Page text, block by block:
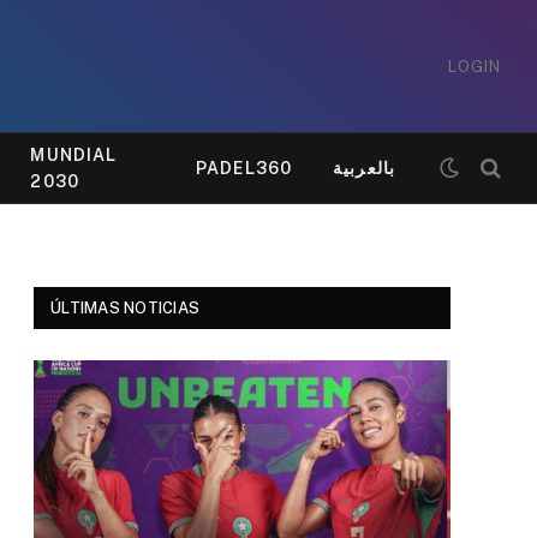
LOGIN
MUNDIAL
2030
PADEL360 بالعربية
ÚLTIMAS NOTICIAS